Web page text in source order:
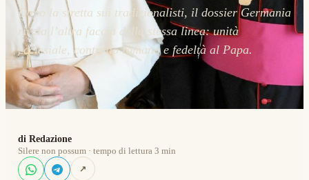
Dopo la stretta sui tradizionalisti, il dossier Germania
rivela l’altra faccia della stessa linea: unità
ecclesiale, controllo romano e fedeltà al Papa.
di Redazione
Silere non possum · tempo di lettura 3 min
↗